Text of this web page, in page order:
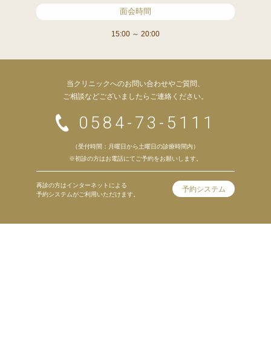
面会時間
15:00 ～ 20:00
当クリニックへのお問い合わせやご質問、
ご相談などございましたらご連絡ください。
0584-73-5111
（受付時間：月曜日から土曜日の診療時間内）
※初診の方はお電話にてご予約をお願いします。
再診の方はインターネットによる
予約システムがご利用いただけます。
予約システム